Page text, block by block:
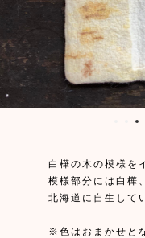
白樺の木の模様を
模様部分には白樺
北海道に自生して
※色はおまかせと